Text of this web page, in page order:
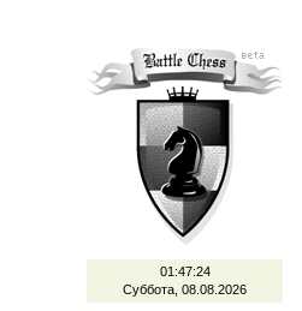
01:47:25
Суббота, 08.08.2026